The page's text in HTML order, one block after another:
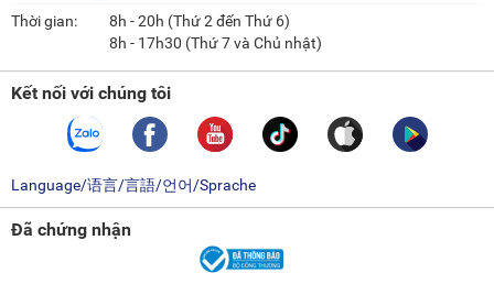
Máy khoan từ (còn gọi là máy khoan đế từ hay máy khoan nam
châm) là thiết bị khoan chuyên dụng, dùng để tạo lỗ trên những vật
Điểm khác biệt nổi bật của loại
siêu mạnh, khi kích hoạt sẽ bám chặt vào bề mặt kim loại, giúp máy
cố định vững chắc, hạn chế rung lắc và đảm bảo an toàn trong suốt
quá trình khoan.
Cấu tạo và nguyên lý hoạt động
Máy khoan từ có thiết kế tương đối đơn giản, gồm những bộ phận
chính sau:
Đế từ: Bộ phận quan trọng nhất, chứa nam châm điện với lực hút
Thời gian:
8h - 20h (Thứ 2 đến Thứ 6)
8h - 17h30 (Thứ 7 và Chủ nhật)
Kết nối với chúng tôi
Language/语言/言語/언어/Sprache
Đã chứng nhận